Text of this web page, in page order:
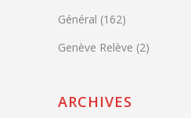
Général (162)
Genève Relève (2)
ARCHIVES